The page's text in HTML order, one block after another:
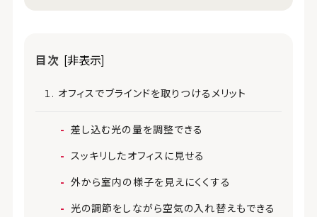
目次 [非表示]
オフィスでブラインドを取りつけるメリット
差し込む光の量を調整できる
スッキリしたオフィスに見せる
外から室内の様子を見えにくくする
光の調節をしながら空気の入れ替えもできる